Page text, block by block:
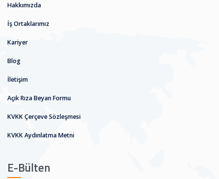
Hakkımızda
İş Ortaklarımız
Kariyer
Blog
İletişim
Açık Rıza Beyan Formu
KVKK Çerçeve Sözleşmesi
KVKK Aydınlatma Metni
E-Bülten